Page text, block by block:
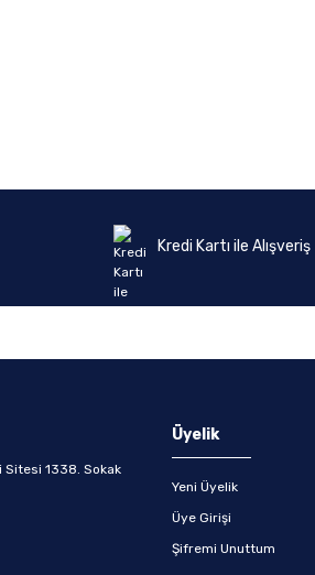
Kredi Kartı ile Alışveriş
Sitesi 1338. Sokak
Üyelik
Yeni Üyelik
Üye Girişi
Şifremi Unuttum